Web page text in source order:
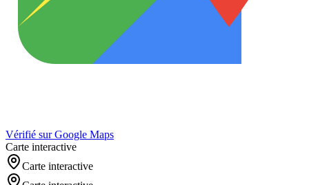
Vérifié sur Google Maps
Carte interactive
Carte interactive